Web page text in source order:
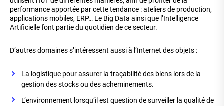
performance apportée par cette tendance : ateliers de production,
applications mobiles, ERP… Le Big Data ainsi que l’Intelligence
Artificielle font partie du quotidien de ce secteur.
D’autres domaines s’intéressent aussi à l’Internet des objets :
La logistique pour assurer la traçabilité des biens lors de la
gestion des stocks ou des acheminements.
L’environnement lorsqu’il est question de surveiller la qualité de